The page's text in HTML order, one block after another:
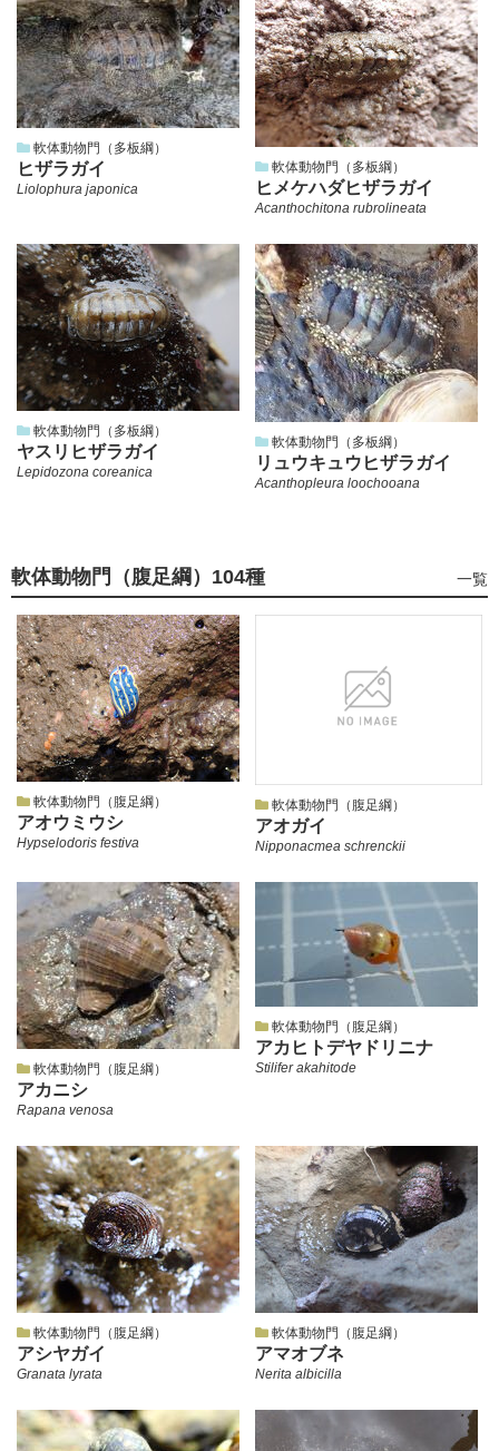
軟体動物門（多板綱）
ヒザラガイ
Liolophura japonica
軟体動物門（多板綱）
ヒメケハダヒザラガイ
Acanthochitona rubrolineata
軟体動物門（多板綱）
ヤスリヒザラガイ
Lepidozona coreanica
軟体動物門（多板綱）
リュウキュウヒザラガイ
Acanthopleura loochooana
軟体動物門（腹足綱） 104種
軟
体
動
一覧
軟体動物門（腹足綱）
アオウミウシ
Hypselodoris festiva
軟体動物門（腹足綱）
アオガイ
Nipponacmea schrenckii
軟体動物門（腹足綱）
アカニシ
Rapana venosa
軟体動物門（腹足綱）
アカヒトデヤドリニナ
Stilifer akahitode
軟体動物門（腹足綱）
アシヤガイ
Granata lyrata
軟体動物門（腹足綱）
アマオブネ
Nerita albicilla